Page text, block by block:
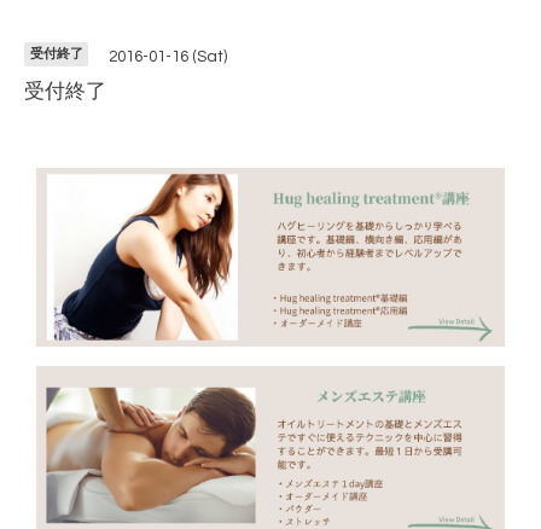
受付終了 2016-01-16 (Sat)
受付終了